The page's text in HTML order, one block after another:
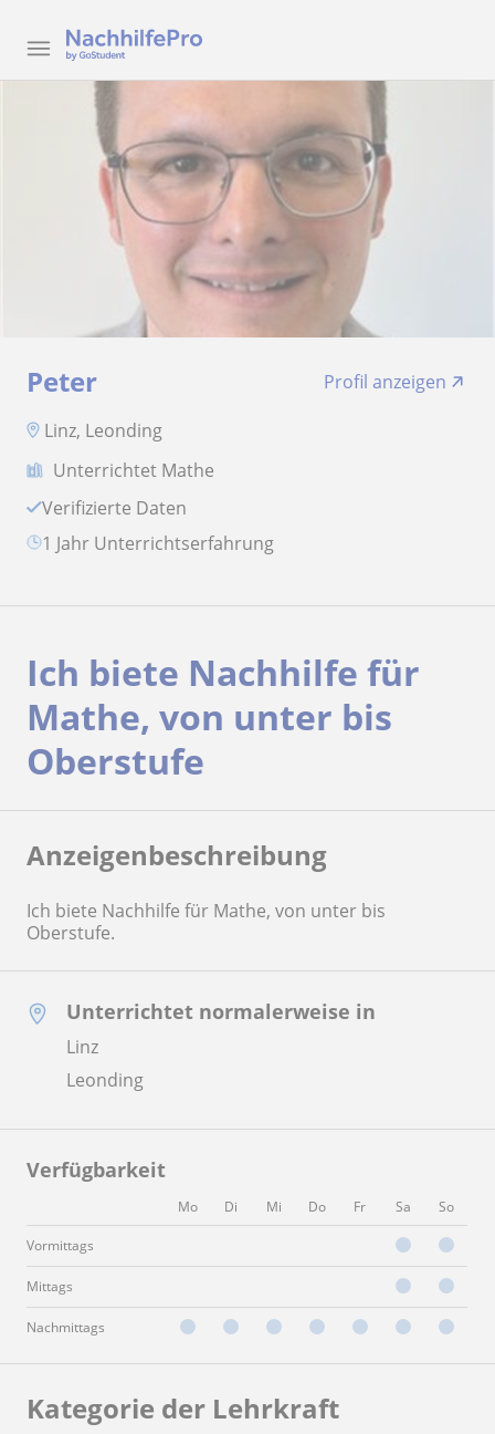
Peter
Profil anzeigen
Linz, Leonding
Unterrichtet Mathe
Verifizierte Daten
1 Jahr Unterrichtserfahrung
Unterrichtet normalerweise in
Linz
Leonding
Verfügbarkeit
Mo Di Mi Do Fr Sa So
Vormittags
Mittags
Nachmittags
Ich biete Nachhilfe für
Mathe, von unter bis
Oberstufe
Anzeigenbeschreibung
Ich biete Nachhilfe für Mathe, von unter bis
Oberstufe.
Kategorie der Lehrkraft